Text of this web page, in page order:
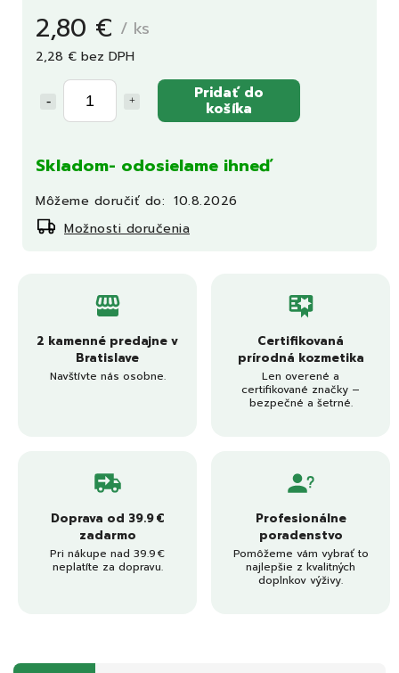
2,80 € / ks
2,28 € bez DPH
Pridať do
košíka
Skladom- odosielame ihneď
Môžeme doručiť do: 10.8.2026
Možnosti doručenia
2 kamenné predajne v
Bratislave
Navštívte nás osobne.
Certifikovaná
prírodná kozmetika
Len overené a
certifikované značky –
bezpečné a šetrné.
Doprava od 39.9 €
zadarmo
Pri nákupe nad 39.9 €
neplatíte za dopravu.
Profesionálne
poradenstvo
Pomôžeme vám vybrať to
najlepšie z kvalitných
doplnkov výživy.